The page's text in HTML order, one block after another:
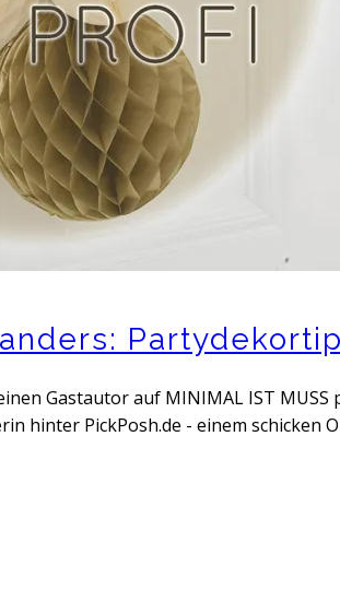
Gastautor auf MINIMAL IST
hinter PickPosh.de - einem schicken